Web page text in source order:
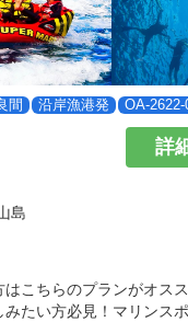
間 沿岸漁港発 OA-2622-
島
詳
こちらのプランがオス
たい方必見！マリンス